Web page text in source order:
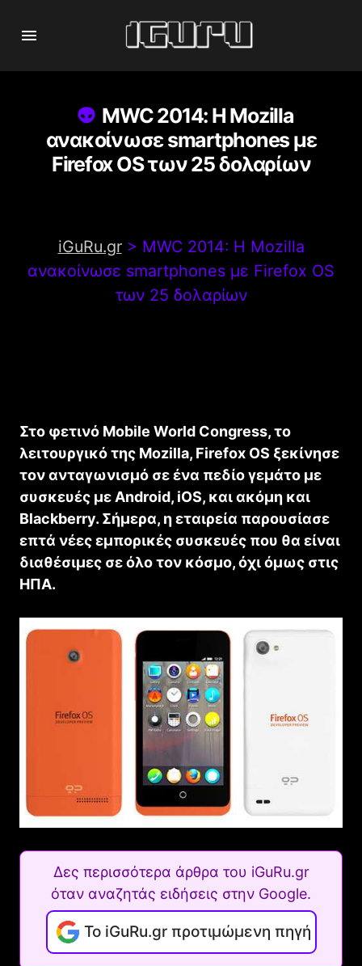
MWC 2014: Η Mozilla
ανακοίνωσε smartphones με
Firefox OS των 25 δολαρίων
iGuRu.gr> MWC 2014: Η Mozilla
ανακοίνωσε smartphones με Firefox OS
των 25 δολαρίων
Στο φετινό Mobile World Congress, το
λειτουργικό της Mozilla, Firefox OS ξεκίνησε
τον ανταγωνισμό σε ένα πεδίο γεμάτο με
συσκευές με Android, iOS, και ακόμη και
Blackberry. Σήμερα, η εταιρεία παρουσίασε
επτά νέες εμπορικές συσκευές που θα είναι
διαθέσιμες σε όλο τον κόσμο, όχι όμως στις
ΗΠΑ.
Δες περισσότερα άρθρα του iGuRu.gr
όταν αναζητάς ειδήσεις στην Google.
Το iGuRu.gr προτιμώμενη πηγή